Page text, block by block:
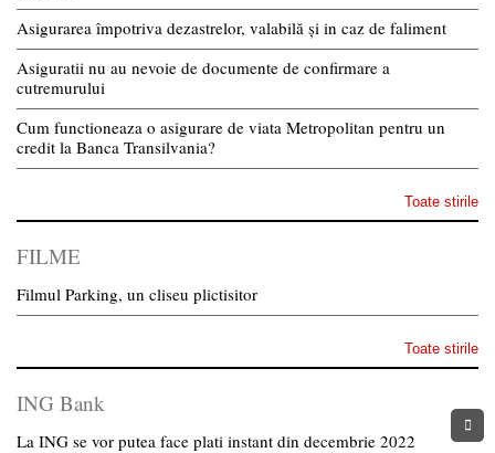
Asigurarea împotriva dezastrelor, valabilă și in caz de faliment
Asiguratii nu au nevoie de documente de confirmare a
cutremurului
Cum functioneaza o asigurare de viata Metropolitan pentru un
credit la Banca Transilvania?
Toate stirile
FILME
Filmul Parking, un cliseu plictisitor
Toate stirile
ING Bank
La ING se vor putea face plati instant din decembrie 2022